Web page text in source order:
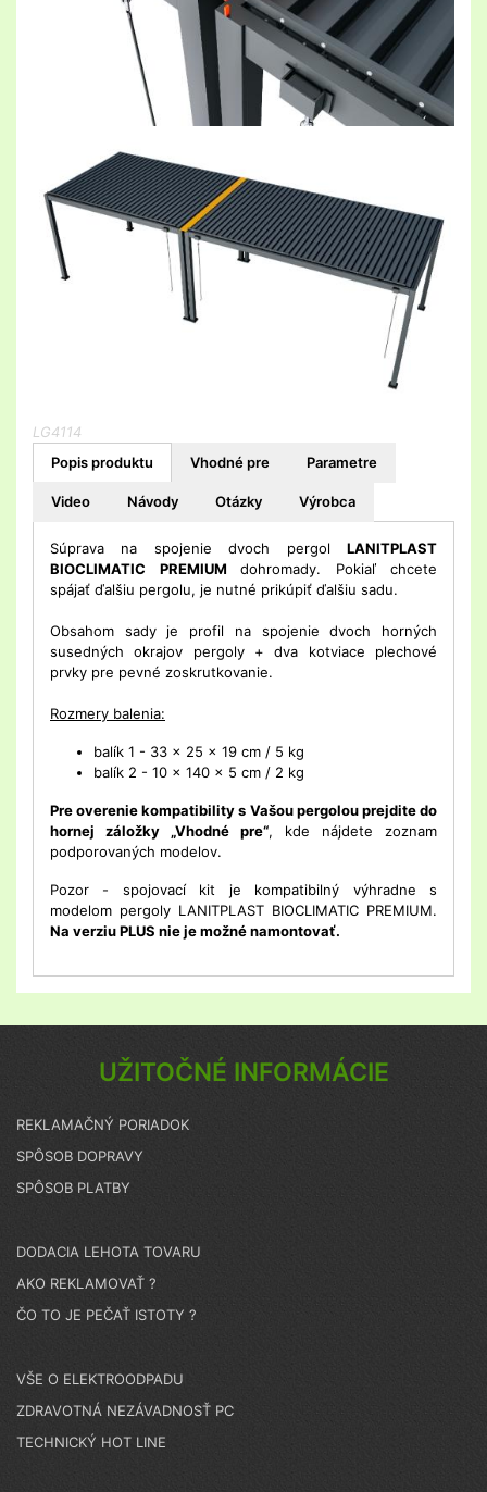
LG4114
Popis produktu Vhodné pre Parametre
Video Návody Otázky Výrobca
Súprava na spojenie dvoch pergol LANITPLAST
BIOCLIMATIC PREMIUM dohromady. Pokiaľ chcete
spájať ďalšiu pergolu, je nutné prikúpiť ďalšiu sadu.
Obsahom sady je profil na spojenie dvoch horných
susedných okrajov pergoly + dva kotviace plechové
prvky pre pevné zoskrutkovanie.
Rozmery balenia:
balík 1 - 33 x 25 x 19 cm / 5 kg
balík 2 - 10 x 140 x 5 cm / 2 kg
Pre overenie kompatibility s Vašou pergolou prejdite do
hornej záložky „Vhodné pre“, kde nájdete zoznam
podporovaných modelov.
Pozor - spojovací kit je kompatibilný výhradne s
modelom pergoly LANITPLAST BIOCLIMATIC PREMIUM.
Na verziu PLUS nie je možné namontovať.
UŽITOČNÉ INFORMÁCIE
REKLAMAČNÝ PORIADOK
SPÔSOB DOPRAVY
SPÔSOB PLATBY
DODACIA LEHOTA TOVARU
AKO REKLAMOVAŤ ?
ČO TO JE PEČAŤ ISTOTY ?
VŠE O ELEKTROODPADU
ZDRAVOTNÁ NEZÁVADNOSŤ PC
TECHNICKÝ HOT LINE